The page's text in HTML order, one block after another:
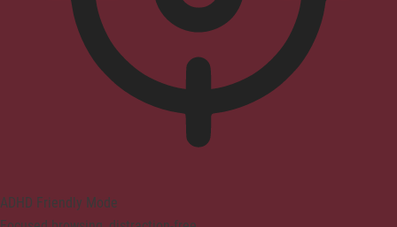
ADHD Friendly Mode